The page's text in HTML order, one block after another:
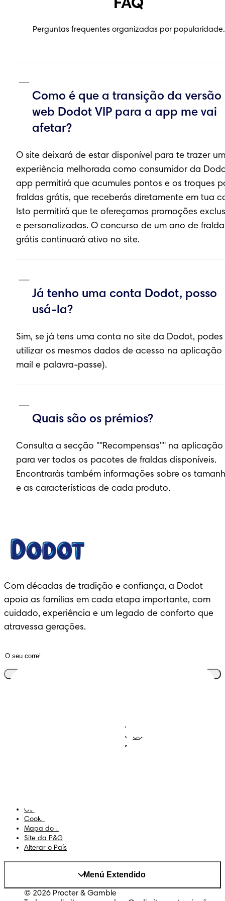
FAQ
Perguntas frequentes organizadas por popularidade.
Como é que a transição da versão
web Dodot VIP para a app me vai
afetar?
O site deixará de estar disponível para te trazer
experiência melhorada como consumidor da
app permitirá que acumules pontos e os troques
fraldas grátis, que receberás diretamente em tua
Isto permitirá que te ofereçamos promoções
e personalizadas. O concurso de um ano de
grátis continuará ativo no site.
Já tenho uma conta Dodot, posso
usá-la?
Sim, se já tens uma conta no site da Dodot, podes
utilizar os mesmos dados de acesso na aplicação
mail e palavra-passe).
Quais são os prémios?
Consulta a secção ""Recompensas"" na aplicação
para ver todos os pacotes de fraldas disponíveis.
Encontrarás também informações sobre os
e as características de cada produto.
Com décadas de tradição e confiança, a Dodot
apoia as famílias em cada etapa importante, com
cuidado, experiência e um legado de conforto que
atravessa gerações.
Contacta-nos
Os Meus Dados
Cookies
Mapa do Site
Site da P&G
Alterar o País
Menú Extendido
© 2026 Procter & Gamble